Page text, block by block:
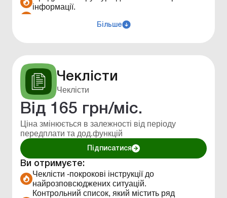
інформації.
Після перегляду — конкретний план дій для
Жодної реклами.
Більше
Чеклісти
Чеклісти
Від 165 грн/міс.
Ціна змінюється в залежності від періоду
передплати та дод.функцій
Підписатися
Ви отримуєте:
Чеклісти -покрокові інструкції до
найрозповсюджених ситуацій.
Контрольний список, який містить ряд